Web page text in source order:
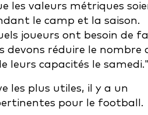
les valeurs métriques
le camp et la saison.
joueurs ont besoin de
devons réduire le nombre
leurs capacités le samedi."
les plus utiles, il y a un
pour le football.